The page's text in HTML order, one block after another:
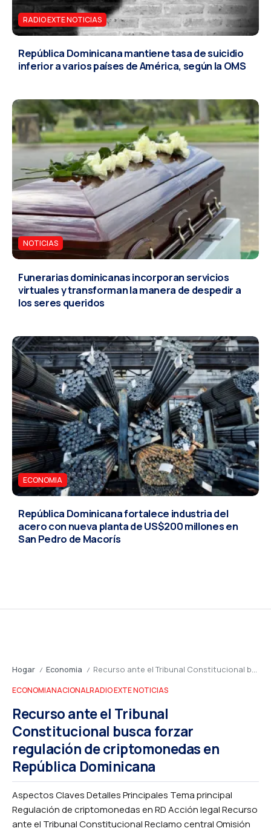
RADIO EXTE NOTICIAS
República Dominicana mantiene tasa de suicidio
inferior a varios países de América, según la OMS
NOTICIAS
Funerarias dominicanas incorporan servicios
virtuales y transforman la manera de despedir a
los seres queridos
ECONOMIA
República Dominicana fortalece industria del
acero con nueva planta de US$200 millones en
San Pedro de Macorís
Hogar / Economia / Recurso ante el Tribunal Constitucional busca forzar regulación de criptomonedas en República Dominicana
ECONOMIANACIONALRADIO EXTE NOTICIAS
Recurso ante el Tribunal
Constitucional busca forzar
regulación de criptomonedas en
República Dominicana
Aspectos Claves Detalles Principales Tema principal
Regulación de criptomonedas en RD Acción legal Recurso
ante el Tribunal Constitucional Reclamo central Omisión